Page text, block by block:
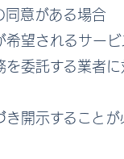
同意がある場合
希望されるサー
委託する業者
き開示すること